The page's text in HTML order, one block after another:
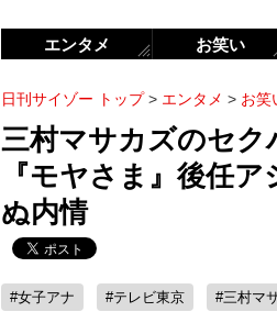
日刊サイゾー トップ> エンタメ > お笑
三村マサカズのセク
『モヤさま』後任
ぬ内情
#女子アナ #テレビ東京 #三村マ
エンタメ お笑い